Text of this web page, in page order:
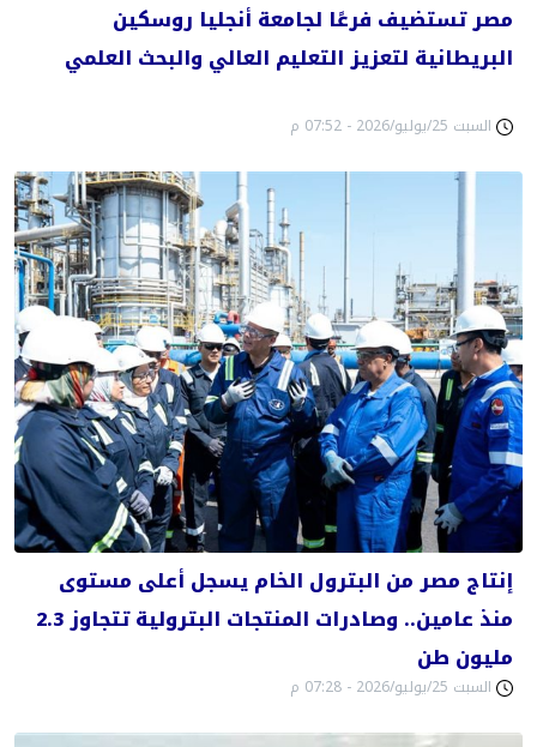
مصر تستضيف فرعًا لجامعة أنجليا روسكين
البريطانية لتعزيز التعليم العالي والبحث العلمي
السبت 25/يوليو/2026 - 07:52 م
إنتاج مصر من البترول الخام يسجل أعلى مستوى
منذ عامين.. وصادرات المنتجات البترولية تتجاوز 2.3
مليون طن
السبت 25/يوليو/2026 - 07:28 م